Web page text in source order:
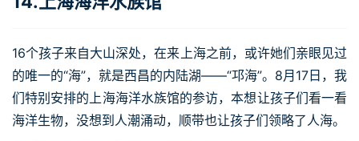
16个孩子来自大山深处，在来上海之前，或许她们亲眼见过
的唯一的“海”，就是西昌的内陆湖——“邛海”。8月17日，我
们特别安排的上海海洋水族馆的参访，本想让孩子们看一看
海洋生物，没想到人潮涌动，顺带也让孩子们领略了人海。